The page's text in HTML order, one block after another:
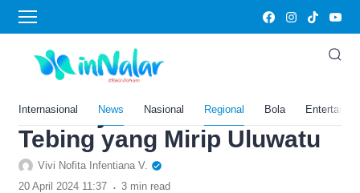
Internasional News Nasional Regional Bola
Home›News
Gak Perlu ke Bali, Tempat
Wisata Jogja Ini Tawarkan
Indahnya Sunset dari Atas
Tebing yang Mirip Uluwatu
Vivi Nofita Infentiana V.
20 April 2024 11:37 . 3 min read